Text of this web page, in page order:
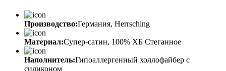
Производство:Германия, Herrsching
Материал:Супер-сатин, 100% ХБ Стеганное
Наполнитель:Гипоаллергенный холлофайбер с
силиконом